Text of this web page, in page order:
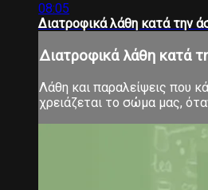
08:05
Διατροφικά λάθη κατά την
Διατροφικά λάθη κατά
Λάθη και παραλείψεις που
χρειάζεται το σώμα μας,